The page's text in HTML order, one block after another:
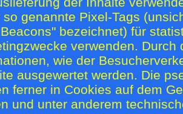
so genannte Pixel-Tags
bezeichnet) für
verwenden. Durch
wie der
ausgewertet werden. Die
ferner in Cookies auf dem
und unter anderem